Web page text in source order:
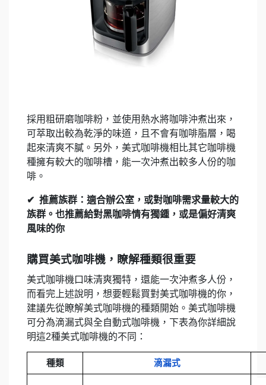
採用粗研磨咖啡粉，並使用熱水將咖啡沖煮出來，
可萃取出較為乾淨的味道，且不會有咖啡脂層，喝
起來清爽不膩。另外，美式咖啡機相比其它咖啡機
種擁有較大的咖啡槽，能一次沖煮出較多人份的咖
啡。
✔ 推薦族群：適合辦公室，或對咖啡需求量較大的
族群。也推薦給對黑咖啡情有獨鍾，或是偏好清爽
風味的你
購買美式咖啡機，瞭解種類很重要
美式咖啡機口味清爽獨特，還能一次沖煮多人份，
而看完上述說明，想要輕鬆買對美式咖啡機的你，
建議先從瞭解美式咖啡機的種類開始。美式咖啡機
可分為滴漏式與全自動式咖啡機，下表為你詳細說
明這2種美式咖啡機的不同：
種類 滴漏式